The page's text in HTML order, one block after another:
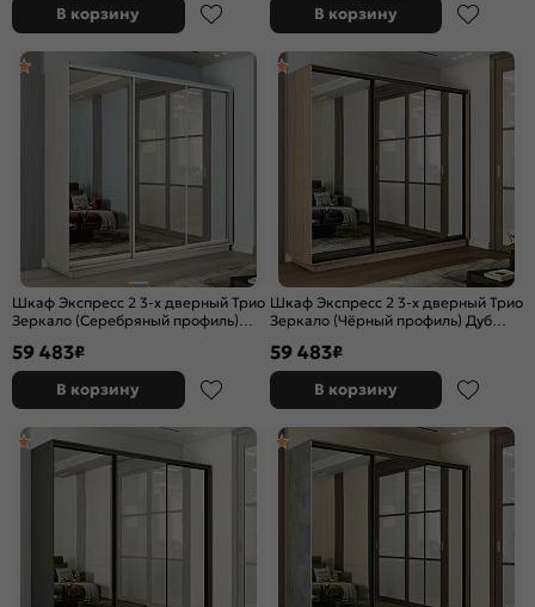
В корзину В корзину
Шкаф Экспресс 2 3-х дверный Трио
Зеркало (Серебряный профиль)
2400x2200x600
59 483₽
В корзину
Шкаф Экспресс 2 3-х дверный Трио
Зеркало (Чёрный профиль) Дуб
59 483₽
В корзину